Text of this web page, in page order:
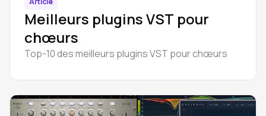
Meilleurs plugins VST pour
chœurs
Top-10 des meilleurs plugins VST pour chœurs